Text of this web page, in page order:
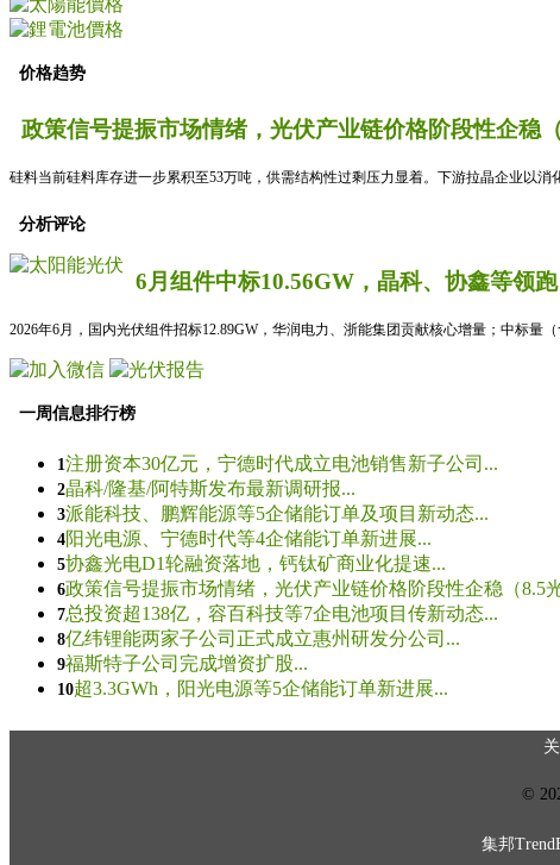
价格趋势
政策信号提振市场情绪，光伏产业链价格阶段性企稳（
硅料当前硅料库存进一步累积至53万吨，供需结构性过剩压力显着。下游拉晶企业以
分析评论
6月组件中标10.56GW，晶科、协鑫等领跑
2026年6月，国内光伏组件招标12.89GW，华润电力、浙能集团贡献核心增量；中标量
一周信息排行榜
1注册资本30亿元，宁德时代成立电池销售新子公司...
2晶科/隆基/阿特斯发布最新调研报...
3派能科技、鹏辉能源等5企储能订单及项目新动态...
4阳光电源、宁德时代等4企储能订单新进展...
5协鑫光电D1轮融资落地，钙钛矿商业化提速...
6政策信号提振市场情绪，光伏产业链价格阶段性企稳（8.5
7总投资超138亿，容百科技等7企电池项目传新动态...
8亿纬锂能两家子公司正式成立惠州研发分公司...
9福斯特子公司完成增资扩股...
10超3.3GWh，阳光电源等5企储能订单新进展...
©
集邦